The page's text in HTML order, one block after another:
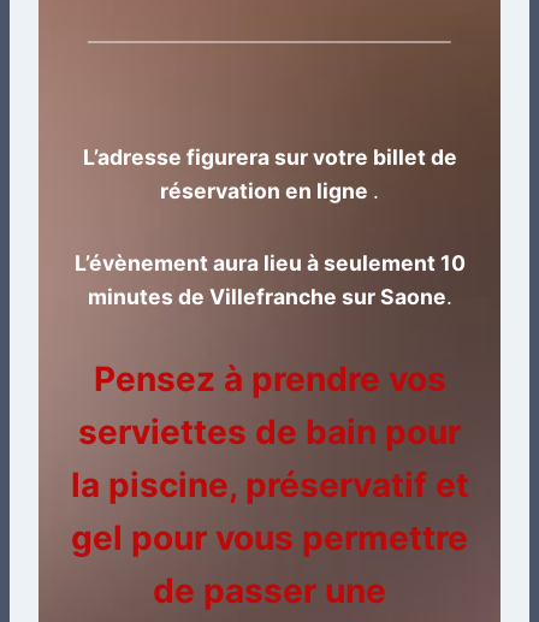
L’adresse figurera sur votre billet de
réservation en ligne .
L’évènement aura lieu à seulement 10
minutes de Villefranche sur Saone.
Pensez à prendre vos
serviettes de bain pour
la piscine, préservatif et
gel pour vous permettre
de passer une